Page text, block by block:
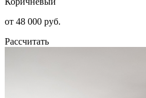
от 48 000 руб.
Рассчитать